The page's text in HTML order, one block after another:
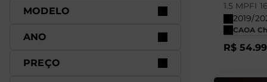
MODELO
ANO
PREÇO
1.5 MPFI
2019/
CAOA
R$